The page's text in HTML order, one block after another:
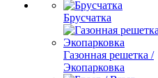
Брусчатка
Газонная решетка /
Экопарковка